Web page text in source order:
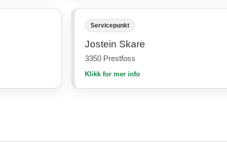
Servicepunkt
Jostein Skare
3350 Prestfoss
Klikk for mer info